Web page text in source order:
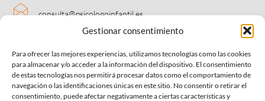
Gestionar consentimiento
Para ofrecer las mejores experiencias, utilizamos tecnologías como las cookies
para almacenar y/o acceder a la información del dispositivo. El consentimiento
de estas tecnologías nos permitirá procesar datos como el comportamiento de
navegación o las identificaciones únicas en este sitio. No consentir o retirar el
consentimiento, puede afectar negativamente a ciertas características y
consulta@psicologoinfantil.es
C/José Rizal 53 local 3,
ÚLTIMOS CURSOS EDUCAR EN CASA